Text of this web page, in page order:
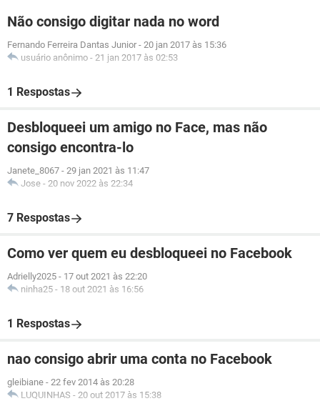
Não consigo digitar nada no word
Fernando Ferreira Dantas Junior - 20 jan 2017 às 15:36
usuário anônimo - 21 jan 2017 às 02:53
1 Respostas
Desbloqueei um amigo no Face, mas não
consigo encontra-lo
Janete_8067 - 29 jan 2021 às 11:47
Jose - 20 nov 2022 às 22:34
7 Respostas
Como ver quem eu desbloqueei no Facebook
Adrielly2025 - 17 out 2021 às 22:20
ninha25 - 18 out 2021 às 16:56
1 Respostas
nao consigo abrir uma conta no Facebook
gleibiane - 22 fev 2014 às 20:28
LUQUINHAS - 20 out 2017 às 15:38